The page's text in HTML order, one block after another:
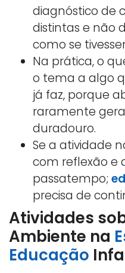
diagnóstico de
distintas e não
como se
Na prática, o
o tema a algo
já faz, porque
raramente
duradouro.
Se a atividade
com reflexão e
passatempo;
precisa de
Atividades
Ambiente na
Educação